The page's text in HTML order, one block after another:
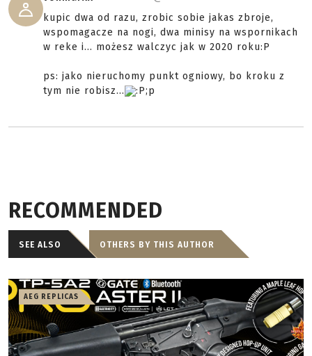
kupic dwa od razu, zrobic sobie jakas zbroje,
wspomagacze na nogi, dwa minisy na wspornikach
w reke i... możesz walczyc jak w 2020 roku:P
ps: jako nieruchomy punkt ogniowy, bo kroku z
tym nie robisz...
:P;p
RECOMMENDED
SEE ALSO OTHERS BY THIS AUTHOR
AEG REPLICAS